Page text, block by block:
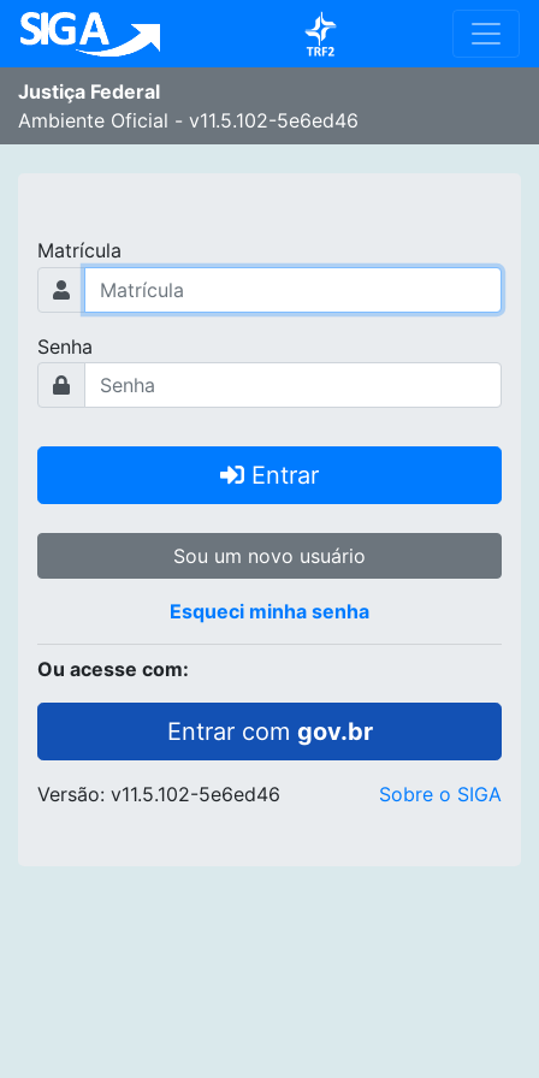
Justiça Federal
Ambiente Oficial - v11.5.102-5e6ed46
Matrícula
Senha
Entrar
Sou um novo usuário
Esqueci minha senha
Ou acesse com:
Entrar com gov.br
Versão: v11.5.102-5e6ed46 Sobre o SIGA